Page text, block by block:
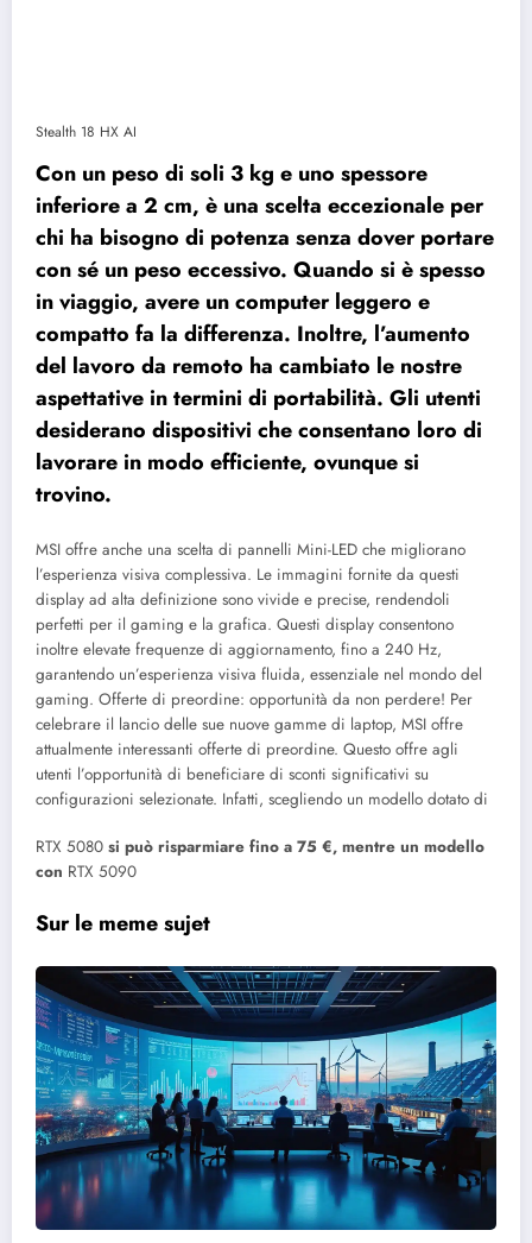
Stealth 18 HX AI
Con un peso di soli 3 kg e uno spessore
inferiore a 2 cm, è una scelta eccezionale per
chi ha bisogno di potenza senza dover portare
con sé un peso eccessivo. Quando si è spesso
in viaggio, avere un computer leggero e
compatto fa la differenza. Inoltre, l’aumento
del lavoro da remoto ha cambiato le nostre
aspettative in termini di portabilità. Gli utenti
desiderano dispositivi che consentano loro di
lavorare in modo efficiente, ovunque si
trovino.
MSI offre anche una scelta di pannelli Mini-LED che migliorano
l’esperienza visiva complessiva. Le immagini fornite da questi
display ad alta definizione sono vivide e precise, rendendoli
perfetti per il gaming e la grafica. Questi display consentono
inoltre elevate frequenze di aggiornamento, fino a 240 Hz,
garantendo un’esperienza visiva fluida, essenziale nel mondo del
gaming. Offerte di preordine: opportunità da non perdere! Per
celebrare il lancio delle sue nuove gamme di laptop, MSI offre
attualmente interessanti offerte di preordine. Questo offre agli
utenti l’opportunità di beneficiare di sconti significativi su
configurazioni selezionate. Infatti, scegliendo un modello dotato di
RTX 5080 si può risparmiare fino a 75 €, mentre un modello
con RTX 5090
Sur le meme sujet